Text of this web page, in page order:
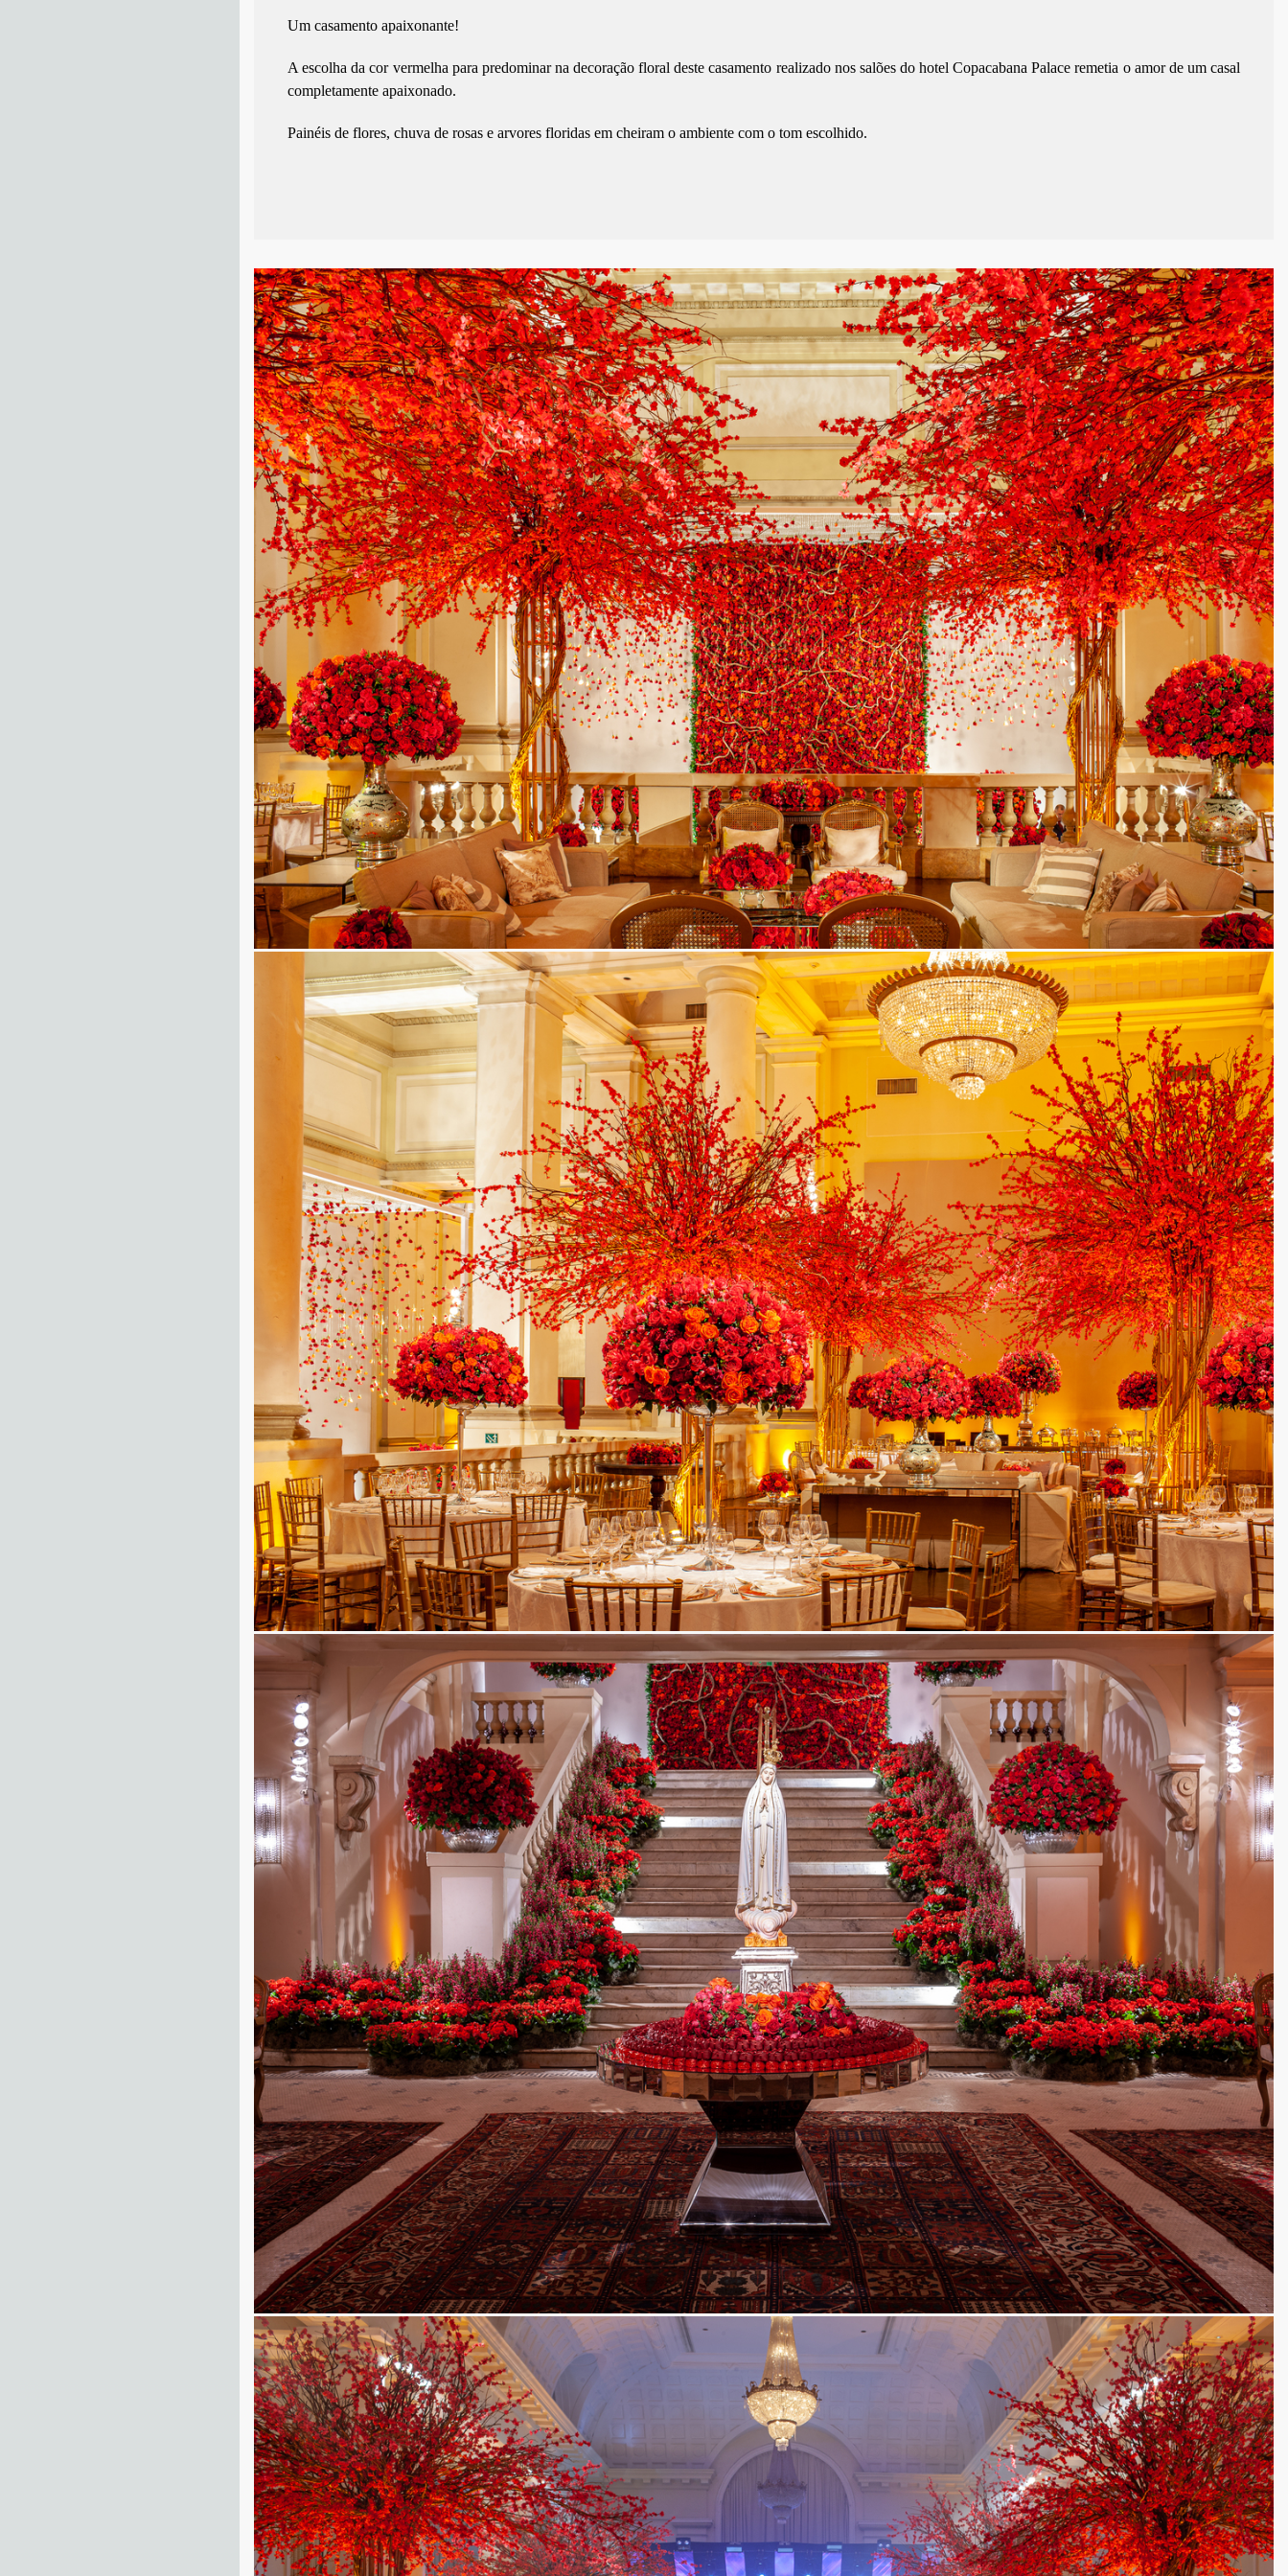
Um casamento apaixonante!
A escolha da cor vermelha para predominar na decoração floral deste casamento realizado nos salões do hotel Copacabana Palace remetia o amor de um casal
completamente apaixonado.
Painéis de flores, chuva de rosas e arvores floridas em cheiram o ambiente com o tom escolhido.